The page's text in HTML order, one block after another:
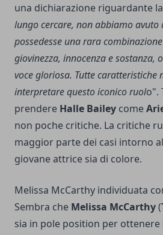
una dichiarazione riguardante la
lungo cercare, non abbiamo avuto
possedesse una rara
giovinezza, innocenza e sostanza,
voce gloriosa. Tutte caratteristiche
interpretare questo iconico ruolo".
prendere Halle Bailey come
non poche critiche. La critiche
maggior parte dei casi intorno
giovane attrice sia di colore.
Melissa McCarthy individuata
Sembra che Melissa McCarthy(
sia in pole position per ottenere